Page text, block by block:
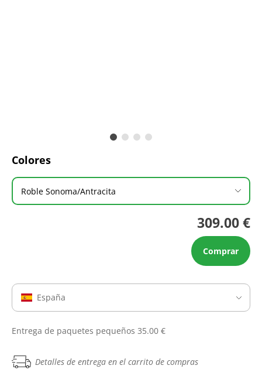
309.00 €
Comprar
Colores
Roble Sonoma/Antracita
España
Entrega de paquetes pequeños 35.00 €
Detalles de entrega en el carrito de compras